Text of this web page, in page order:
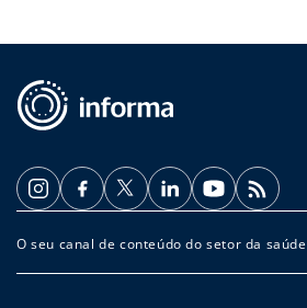
O seu canal de conteúdo do setor da saúde